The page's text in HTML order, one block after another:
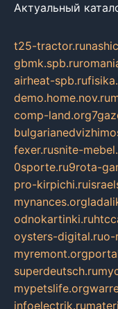
Актуальный
t25-tractor.ru
gbmk.spb.ru
airheat-spb.ru
demo.home.nov.ru
comp-land.org
fexer.rusnite-
0sporte.ru9rota-
pro-kirpichi.ru
mynances.org
odnokartinki.ru
oysters-digital.ruo-
myremont.org
superdeutsch.ru
mypetslife.org
infoelectrik.ru